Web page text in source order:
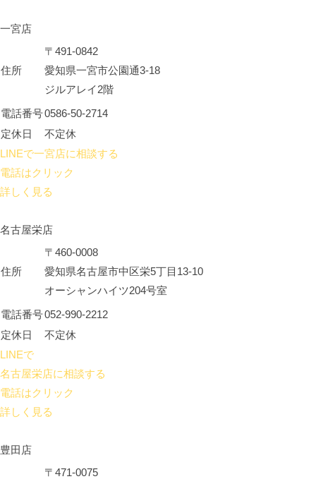
一宮店
住所
〒491-0842
愛知県一宮市公園通3-18
ジルアレイ2階
電話番号0586-50-2714
定休日
不定休
LINEで一宮店に相談する
電話はクリック
詳しく見る
名古屋栄店
住所
〒460-0008
愛知県名古屋市中区栄5丁目13-10
オーシャンハイツ204号室
電話番号052-990-2212
定休日
不定休
LINEで
名古屋栄店に相談する
電話はクリック
詳しく見る
豊田店
〒471-0075